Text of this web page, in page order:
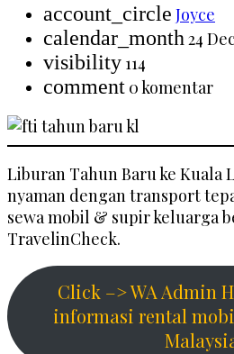
account_circle Joyce
calendar_month 24
visibility 114
comment 0 komentar
Liburan Tahun Baru ke Kuala
nyaman dengan transport
sewa mobil & supir keluarga
TravelinCheck.
Click –> WA Admin
informasi rental